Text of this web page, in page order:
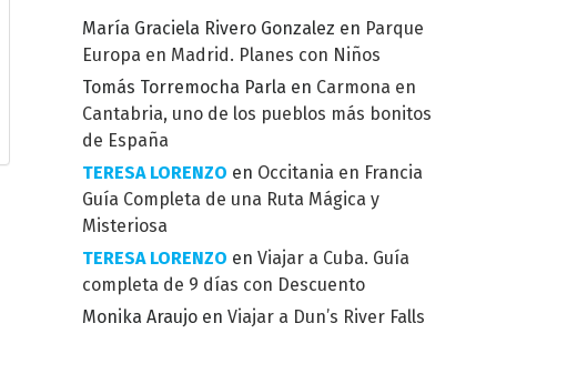
María Graciela Rivero Gonzalez en Parque
Europa en Madrid. Planes con Niños
Tomás Torremocha Parla en Carmona en
Cantabria, uno de los pueblos más bonitos
de España
TERESA LORENZO en Occitania en Francia
Guía Completa de una Ruta Mágica y
Misteriosa
TERESA LORENZO en Viajar a Cuba. Guía
completa de 9 días con Descuento
Monika Araujo en Viajar a Dun’s River Falls